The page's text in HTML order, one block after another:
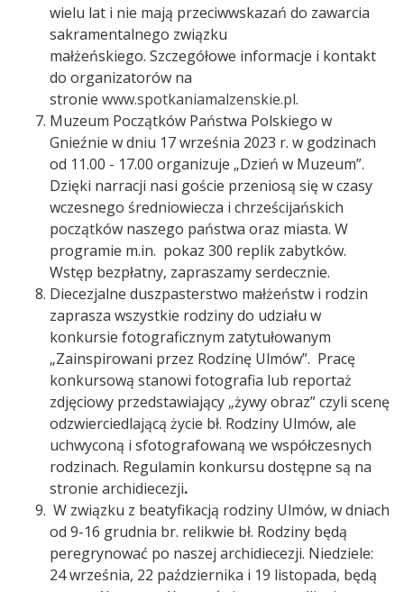
wielu lat i nie mają przeciwwskazań do zawarcia
sakramentalnego związku
małżeńskiego. Szczegółowe informacje i kontakt
do organizatorów na
stronie www.spotkaniamalzenskie.pl.
Muzeum Początków Państwa Polskiego w
Gnieźnie w dniu 17 września 2023 r. w godzinach
od 11.00 - 17.00 organizuje „Dzień w Muzeum”.
Dzięki narracji nasi goście przeniosą się w czasy
wczesnego średniowiecza i chrześcijańskich
początków naszego państwa oraz miasta. W
programie m.in. pokaz 300 replik zabytków.
Wstęp bezpłatny, zapraszamy serdecznie.
Diecezjalne duszpasterstwo małżeństw i rodzin
zaprasza wszystkie rodziny do udziału w
konkursie fotograficznym zatytułowanym
„Zainspirowani przez Rodzinę Ulmów”. Pracę
konkursową stanowi fotografia lub reportaż
zdjęciowy przedstawiający „żywy obraz” czyli scenę
odzwierciedlającą życie bł. Rodziny Ulmów, ale
uchwyconą i sfotografowaną we współczesnych
rodzinach. Regulamin konkursu dostępne są na
stronie archidiecezji.
W związku z beatyfikacją rodziny Ulmów, w dniach
od 9-16 grudnia br. relikwie bł. Rodziny będą
peregrynować po naszej archidiecezji. Niedziele:
24 września, 22 października i 19 listopada, będą